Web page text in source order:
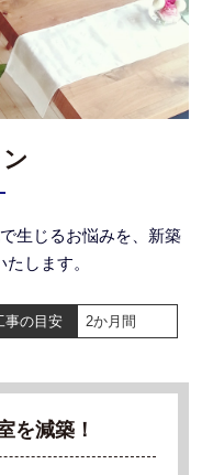
生じるお悩みを、新築
します。
事の目安 2か月間
を減築！